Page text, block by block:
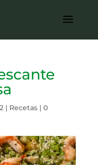
| Recetas| 0